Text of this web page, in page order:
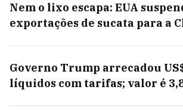
Nem o lixo escapa: EUA
exportações de sucata para a
Governo Trump arrecadou
líquidos com tarifas; valor é